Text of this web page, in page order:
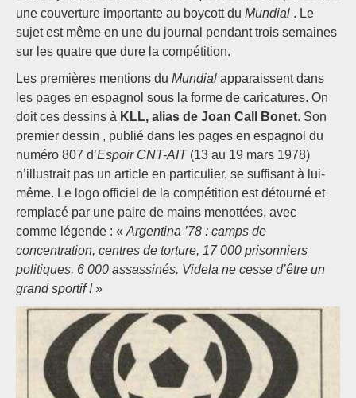
une couverture importante au boycott du Mundial . Le
sujet est même en une du journal pendant trois semaines
sur les quatre que dure la compétition.
Les premières mentions du Mundial apparaissent dans
les pages en espagnol sous la forme de caricatures. On
doit ces dessins à KLL, alias de Joan Call Bonet. Son
premier dessin , publié dans les pages en espagnol du
numéro 807 d’Espoir CNT-AIT (13 au 19 mars 1978)
n’illustrait pas un article en particulier, se suffisant à lui-
même. Le logo officiel de la compétition est détourné et
remplacé par une paire de mains menottées, avec
comme légende : « Argentina ’78 : camps de
concentration, centres de torture, 17 000 prisonniers
politiques, 6 000 assassinés. Videla ne cesse d’être un
grand sportif !»